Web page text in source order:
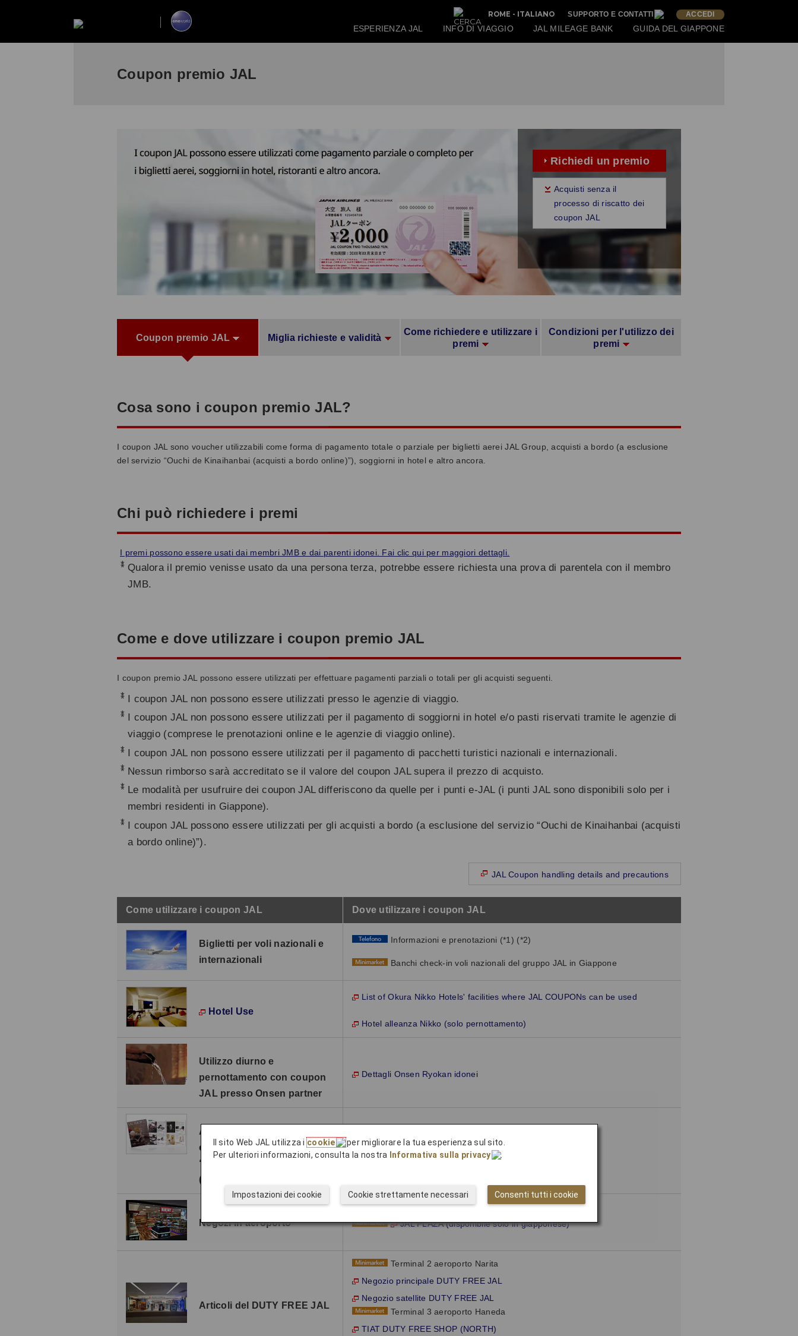
ROME - ITALIANO SUPPORTO E CONTATTI ACCEDI
ESPERIENZA JAL INFO DI VIAGGIO JAL MILEAGE BANK GUIDA DEL GIAPPONE
Coupon premio JAL
Richiedi un premio
Acquisti senza il
processo di riscatto dei
coupon JAL
Coupon premio JAL Miglia richieste e validità
Come richiedere e utilizzare i
premi
Condizioni per l'utilizzo dei
premi
Cosa sono i coupon premio JAL?
I coupon JAL sono voucher utilizzabili come forma di pagamento totale o parziale per biglietti aerei JAL Group, acquisti a bordo (a esclusione
del servizio “Ouchi de Kinaihanbai (acquisti a bordo online)”), soggiorni in hotel e altro ancora.
Chi può richiedere i premi
I premi possono essere usati dai membri JMB e dai parenti idonei. Fai clic qui per maggiori dettagli.
* Qualora il premio venisse usato da una persona terza, potrebbe essere richiesta una prova di parentela con il membro
JMB.
Come e dove utilizzare i coupon premio JAL
I coupon premio JAL possono essere utilizzati per effettuare pagamenti parziali o totali per gli acquisti seguenti.
* I coupon JAL non possono essere utilizzati presso le agenzie di viaggio.
*
I coupon JAL non possono essere utilizzati per il pagamento di soggiorni in hotel e/o pasti riservati tramite le agenzie di
viaggio (comprese le prenotazioni online e le agenzie di viaggio online).
* I coupon JAL non possono essere utilizzati per il pagamento di pacchetti turistici nazionali e internazionali.
* Nessun rimborso sarà accreditato se il valore del coupon JAL supera il prezzo di acquisto.
* Le modalità per usufruire dei coupon JAL differiscono da quelle per i punti e-JAL (i punti JAL sono disponibili solo per i
membri residenti in Giappone).
* I coupon JAL possono essere utilizzati per gli acquisti a bordo (a esclusione del servizio “Ouchi de Kinaihanbai (acquisti
a bordo online)”).
JAL Coupon handling details and precautions
Come utilizzare i coupon JAL Dove utilizzare i coupon JAL
Biglietti per voli nazionali e
internazionali
Informazioni e prenotazioni (*1) (*2)
Banchi check-in voli nazionali del gruppo JAL in Giappone
Hotel Use
List of Okura Nikko Hotels' facilities where JAL COUPONs can be used
Hotel alleanza Nikko (solo pernottamento)
Utilizzo diurno e
pernottamento con coupon
JAL presso Onsen partner
Dettagli Onsen Ryokan idonei
Acquisti a bordo (a
esclusione del servizio
“Ouchi de Kinaihanbai
(acquisti a bordo online)”)
Voli JAL e JTA
Negozi in aeroporto JAL PLAZA (disponibile solo in giapponese)
Articoli del DUTY FREE JAL
Terminal 2 aeroporto Narita
Negozio principale DUTY FREE JAL
Negozio satellite DUTY FREE JAL
Terminal 3 aeroporto Haneda
TIAT DUTY FREE SHOP (NORTH)
Il sito Web JAL utilizza icookie
per migliorare la tua esperienza sul sito.
Per ulteriori informazioni, consulta la nostra Informativa sulla privacy .
Consenti tutti i cookie
Cookie strettamente necessari
Impostazioni dei cookie